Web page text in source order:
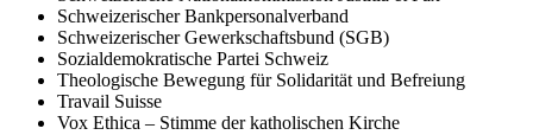
Schweizerischer Bankpersonalverband
Schweizerischer Gewerkschaftsbund (SGB)
Sozialdemokratische Partei Schweiz
Theologische Bewegung für Solidarität und Befreiung
Travail Suisse
Vox Ethica – Stimme der katholischen Kirche